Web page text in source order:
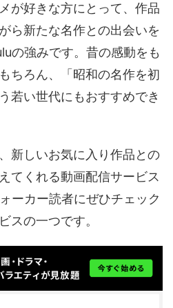
が好きな方にとって、作品
ら新たな名作との出会いを
の強みです。昔の感動をも
ちろん、「昭和の名作を初
若い世代にもおすすめでき
新しいお気に入り作品との
てくれる動画配信サービス
ーカー読者にぜひチェック
スの一つです。